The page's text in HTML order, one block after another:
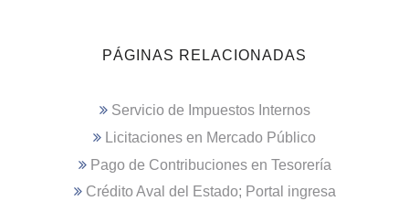
PÁGINAS RELACIONADAS
Servicio de Impuestos Internos
Licitaciones en Mercado Público
Pago de Contribuciones en Tesorería
Crédito Aval del Estado; Portal ingresa